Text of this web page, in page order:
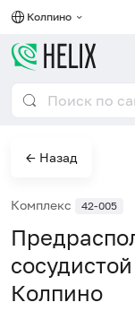
Колпино
← Назад
Комплекс 42-005
Колпино